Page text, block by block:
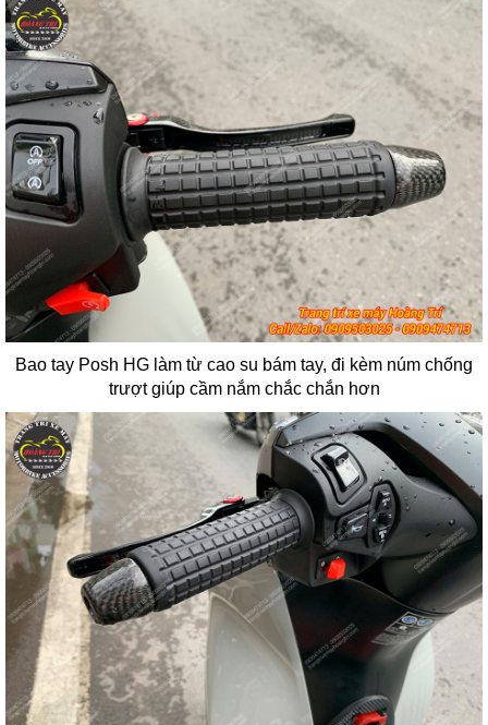
Bao tay Posh HG làm từ cao su bám tay, đi kèm núm chống
trượt giúp cầm nắm chắc chắn hơn